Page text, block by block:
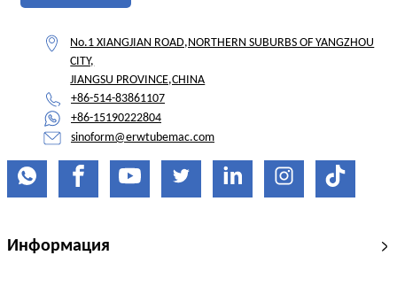
No.1 XIANGJIAN ROAD,NORTHERN SUBURBS OF YANGZHOU
CITY,
JIANGSU PROVINCE,CHINA
+86-514-83861107
+86-15190222804
sinoform@erwtubemac.com
Информация